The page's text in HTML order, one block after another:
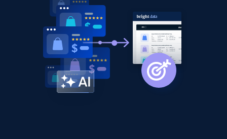
Home Depot US - Discovery products by
specific category URL
URL, Domain, Country code, Model number,
Sku, Product id, Product name, Manufacturer,
and more.